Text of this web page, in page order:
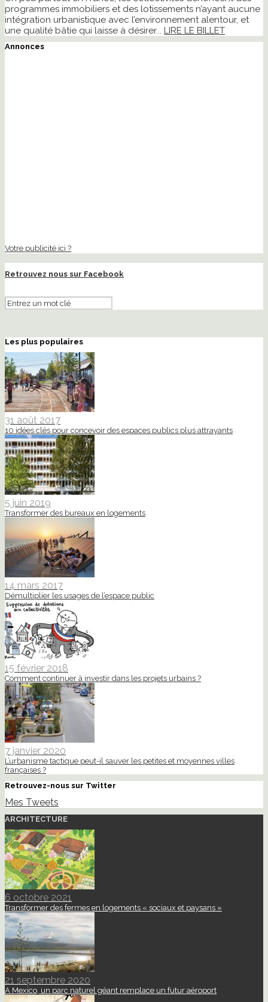
programmes immobiliers et des lotissements n’ayant aucune
intégration urbanistique avec l’environnement alentour, et
une qualité bâtie qui laisse à désirer... LIRE LE BILLET
Annonces
Votre publicité ici ?
Retrouvez nous sur Facebook
Les plus populaires
31 août 2017
10 idées clés pour concevoir des espaces publics plus attrayants
5 juin 2019
Transformer des bureaux en logements
14 mars 2017
Démultiplier les usages de l’espace public
15 février 2018
Comment continuer à investir dans les projets urbains ?
7 janvier 2020
L’urbanisme tactique peut-il sauver les petites et moyennes villes
françaises ?
Retrouvez-nous sur Twitter
Mes Tweets
ARCHITECTURE
6 octobre 2021
Transformer des fermes en logements « sociaux et paysans »
21 septembre 2020
A Mexico, un parc naturel géant remplace un futur aéroport